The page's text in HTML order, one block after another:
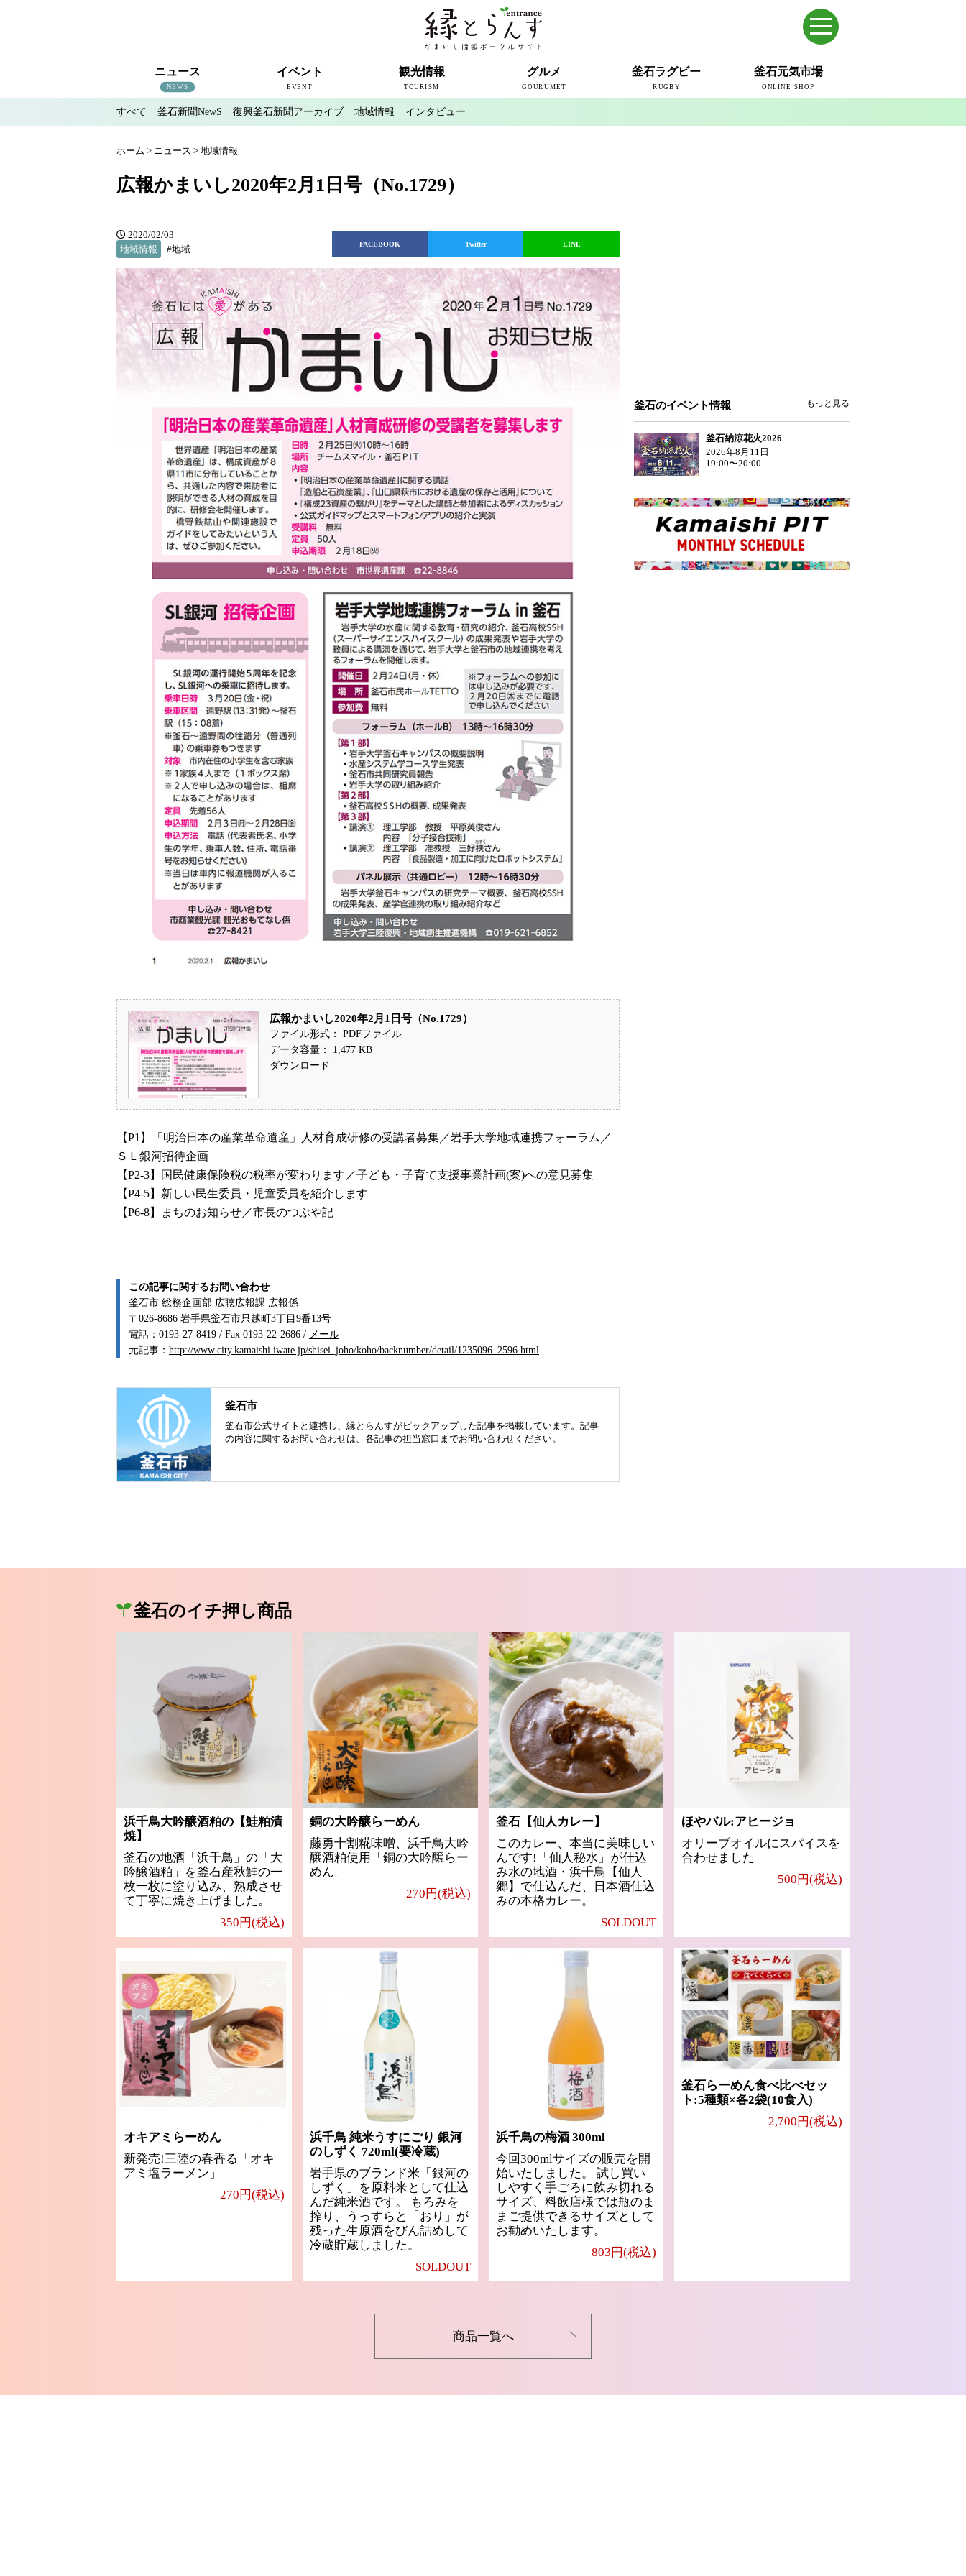
ニュース
NEWS
すべて
釜石新聞NewS
復興釜石新聞アーカイブ
地域情報
インタビュー
イベント
EVENT
釜石のイベント情報
観光情報
TOURISM
近代製鉄発祥の地
観光スポット
宿泊情報
釜石情報交流センター
魚河岸テラス
うのすまい・トモス
根浜シーサイド
SL銀河
三陸鉄道
グルメ
GOURUMET
釜石ラグビー
RUGBY
釜石元気市場
ONLINE SHOP
すべて 釜石新聞NewS 復興釜石新聞アーカイブ 地域情報 インタビュー
ホーム > ニュース > 地域情報
広報かまいし2020年2月1日号（No.1729）
2020/02/03
地域情報
#地域 FACEBOOK Twitter LINE
広報かまいし2020年2月1日号（No.1729）
ファイル形式： PDFファイル
データ容量： 1,477 KB
ダウンロード
【P1】「明治日本の産業革命遺産」人材育成研修の受講者募集／岩手大学地域連携フォーラム／
ＳＬ銀河招待企画
【P2-3】国民健康保険税の税率が変わります／子ども・子育て支援事業計画(案)への意見募集
【P4-5】新しい民生委員・児童委員を紹介します
【P6-8】まちのお知らせ／市長のつぶや記
この記事に関するお問い合わせ
釜石市 総務企画部 広聴広報課 広報係
〒026-8686 岩手県釜石市只越町3丁目9番13号
電話：0193-27-8419 / Fax 0193-22-2686 / メール
元記事： http://www.city.kamaishi.iwate.jp/shisei_joho/koho/backnumber/detail/1235096_2596.html
釜石市
釜石市公式サイトと連携し、縁とらんすがピックアップした記事を掲載しています。記事
の内容に関するお問い合わせは、各記事の担当窓口までお問い合わせください。
釜石のイベント情報 もっと見る
釜石納涼花火2026
2026年8月11日
19:00〜20:00
釜石のイチ押し商品
浜千鳥大吟醸酒粕の【鮭粕漬
焼】
釜石の地酒「浜千鳥」の「大
吟醸酒粕」を釜石産秋鮭の一
枚一枚に塗り込み、熟成させ
て丁寧に焼き上げました。
350円(税込)
銅の大吟醸らーめん
藤勇十割糀味噌、浜千鳥大吟
醸酒粕使用「銅の大吟醸らー
めん」
270円(税込)
釜石【仙人カレー】
このカレー、本当に美味しい
んです!「仙人秘水」が仕込
み水の地酒・浜千鳥【仙人
郷】で仕込んだ、日本酒仕込
みの本格カレー。
SOLDOUT
ほやバル:アヒージョ
オリーブオイルにスパイスを
合わせました
500円(税込)
オキアミらーめん
新発売!三陸の春香る「オキ
アミ塩ラーメン」
270円(税込)
浜千鳥 純米うすにごり 銀河
のしずく 720ml(要冷蔵)
岩手県のブランド米「銀河の
しずく」を原料米として仕込
んだ純米酒です。 もろみを
搾り、うっすらと「おり」が
残った生原酒をびん詰めして
冷蔵貯蔵しました。
SOLDOUT
浜千鳥の梅酒 300ml
今回300mlサイズの販売を開
始いたしました。 試し買い
しやすく手ごろに飲み切れる
サイズ、料飲店様では瓶のま
まご提供できるサイズとして
お勧めいたします。
803円(税込)
釜石らーめん食べ比べセッ
ト:5種類×各2袋(10食入)
2,700円(税込)
商品一覧へ